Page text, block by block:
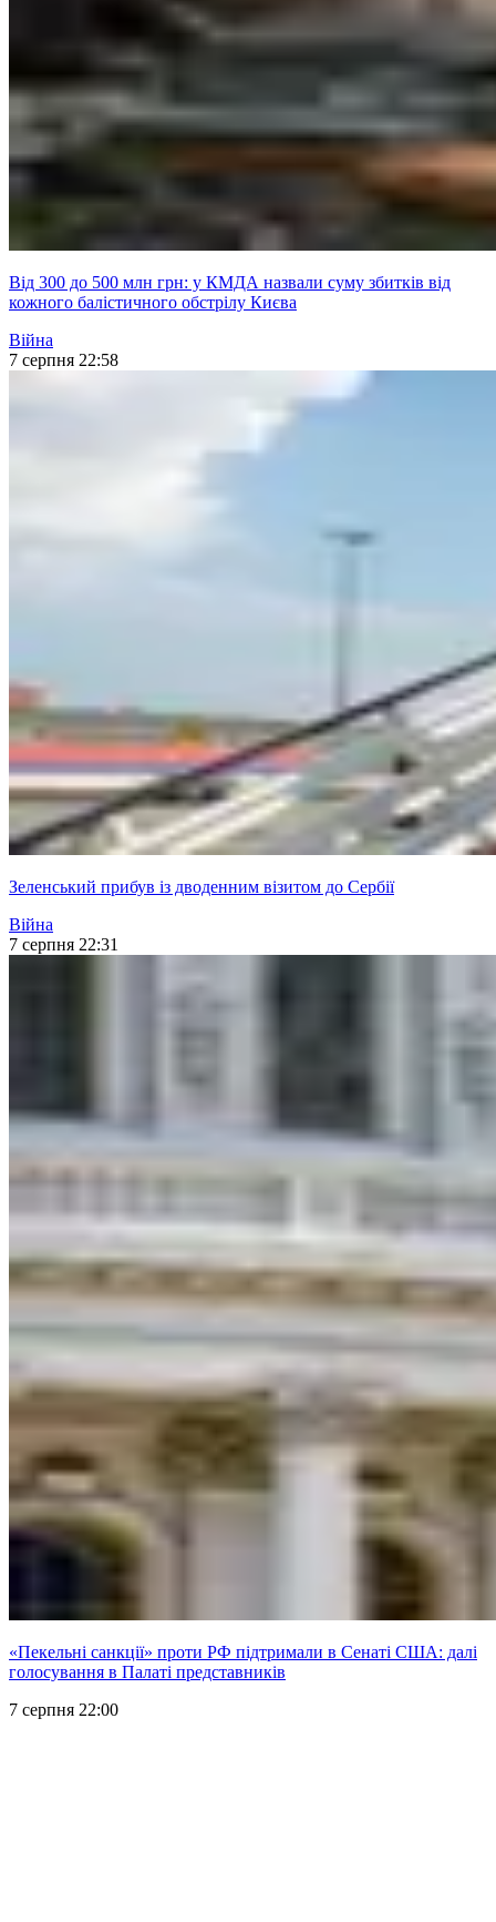
Від 300 до 500 млн грн: у КМДА назвали суму збитків від
кожного балістичного обстрілу Києва
Війна
7 серпня 22:58
Зеленський прибув із дводенним візитом до Сербії
Війна
7 серпня 22:31
«Пекельні санкції» проти РФ підтримали в Сенаті США: далі
голосування в Палаті представників
7 серпня 22:00